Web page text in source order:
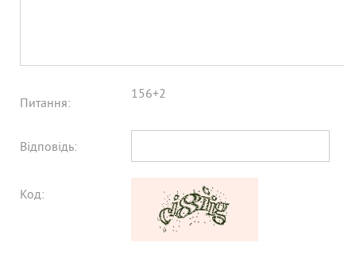
Питання:
156+2
Відповідь:
Код: